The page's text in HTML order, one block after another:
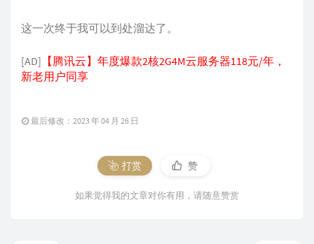
这一次终于我可以到处溜达了。
[AD] 【腾讯云】年度爆款2核2G4M云服务器118元/年，
新老用户同享
最后修改：2023 年 04 月 26 日
打赏 赞
如果觉得我的文章对你有用，请随意赞赏